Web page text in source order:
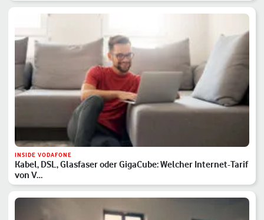
INSIDE VODAFONE
Kabel, DSL, Glasfaser oder GigaCube: Welcher Internet-Tarif
von V…